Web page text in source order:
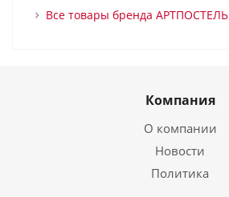
Все товары бренда АРТПОСТЕЛЬ
Компания
О компании
Новости
Политика